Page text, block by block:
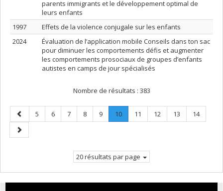
parents immigrants et le développement optimal de
leurs enfants
1997
Effets de la violence conjugale sur les enfants
2024
Évaluation de l’application mobile Conseils dans ton sac
pour diminuer les comportements défis et augmenter
les comportements prosociaux de groupes d’enfants
autistes en camps de jour spécialisés
Nombre de résultats : 383
Page
précédente
Page
5 Page
6 Page
7 Page
8 Page
9 Page
10.
Page
Page
11 Page
12 Page
13 Page
14
Page
suivante
20 résultats par page